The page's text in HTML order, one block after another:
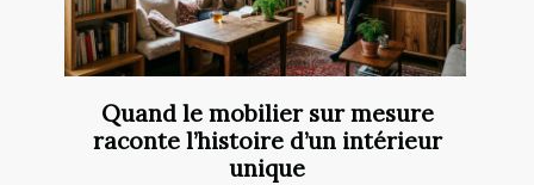
Quand le mobilier sur mesure
raconte l’histoire d’un intérieur
unique